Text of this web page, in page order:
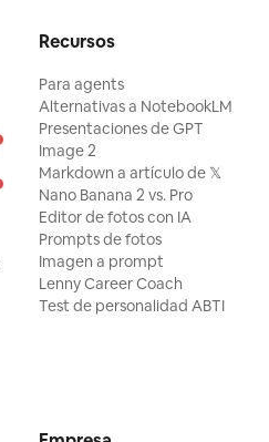
Recursos
Para agents
Alternativas a NotebookLM
Presentaciones de GPT
Image 2
Markdown a artículo de 𝕏
Nano Banana 2 vs. Pro
Editor de fotos con IA
Prompts de fotos
Imagen a prompt
Lenny Career Coach
Test de personalidad ABTI